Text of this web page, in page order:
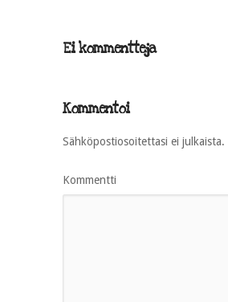
Ei kommentteja
Kommentoi
Sähköpostiosoitettasi ei julkaista.
Kommentti